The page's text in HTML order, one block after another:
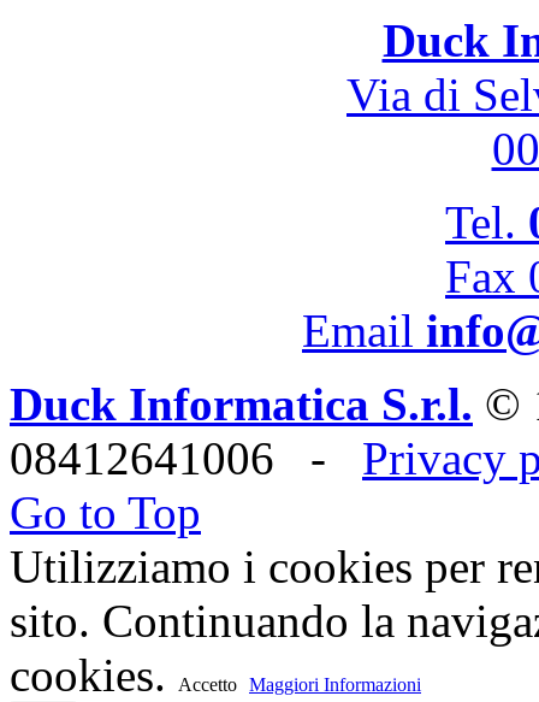
Duck
Via di
Tel.
Fax
Email
Duck Informatica S.r.l. ©
08412641006 - Privacy
Go to Top
Utilizziamo i cookies per
sito. Continuando la
cookies.
Accetto Maggiori Informazioni